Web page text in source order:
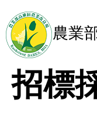
農業
招標